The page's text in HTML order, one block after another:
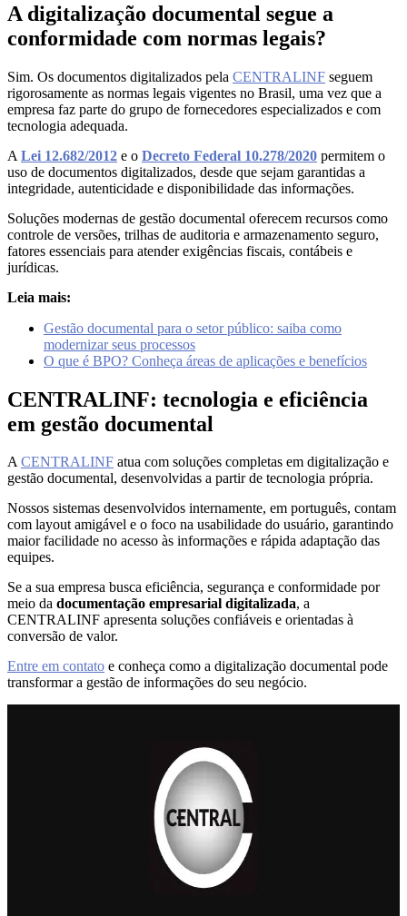
A digitalização documental segue a
conformidade com normas legais?
Sim. Os documentos digitalizados pela CENTRALINF seguem
rigorosamente as normas legais vigentes no Brasil, uma vez que a
empresa faz parte do grupo de fornecedores especializados e com
tecnologia adequada.
A Lei 12.682/2012 e o Decreto Federal 10.278/2020 permitem o
uso de documentos digitalizados, desde que sejam garantidas a
integridade, autenticidade e disponibilidade das informações.
Soluções modernas de gestão documental oferecem recursos como
controle de versões, trilhas de auditoria e armazenamento seguro,
fatores essenciais para atender exigências fiscais, contábeis e
jurídicas.
Leia mais:
Gestão documental para o setor público: saiba como
modernizar seus processos
O que é BPO? Conheça áreas de aplicações e benefícios
CENTRALINF: tecnologia e eficiência
em gestão documental
ACENTRALINF atua com soluções completas em digitalização e
gestão documental, desenvolvidas a partir de tecnologia própria.
Nossos sistemas desenvolvidos internamente, em português, contam
com layout amigável e o foco na usabilidade do usuário, garantindo
maior facilidade no acesso às informações e rápida adaptação das
equipes.
Se a sua empresa busca eficiência, segurança e conformidade por
meio da documentação empresarial digitalizada, a
CENTRALINF apresenta soluções confiáveis e orientadas à
conversão de valor.
Entre em contato e conheça como a digitalização documental pode
transformar a gestão de informações do seu negócio.